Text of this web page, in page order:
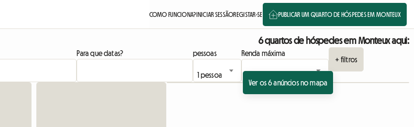
COMO FUNCIONA?INICIAR SESSÃOREGISTAR-SE PUBLICAR UM QUARTO DE HÓSPEDES EM MONTEUX
6 quartos de hóspedes em Monteux aqui:
Para que datas? pessoas
Renda máxima
+ filtros
Ver os 6 anúncios no mapa